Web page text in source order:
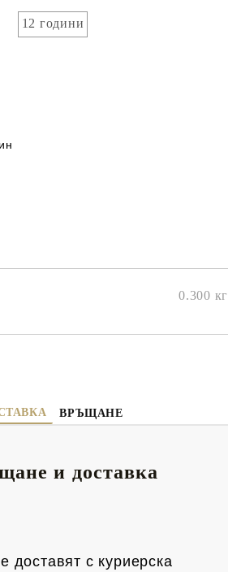
12 години
0.300 кг
ВРЪЩАНЕ
и доставка
доставят с куриерска